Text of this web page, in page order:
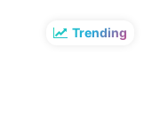
Trending